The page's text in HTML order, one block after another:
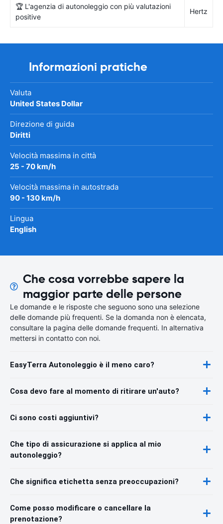
🏆 L'agenzia di autonoleggio con più valutazioni
positive
Hertz
Informazioni pratiche
Valuta
United States Dollar
Direzione di guida
Diritti
Velocità massima in città
25 - 70 km/h
Velocità massima in autostrada
90 - 130 km/h
Lingua
English
Che cosa vorrebbe sapere la
maggior parte delle persone
Le domande e le risposte che seguono sono una selezione
delle domande più frequenti. Se la domanda non è elencata,
consultare la pagina delle domande frequenti. In alternativa
mettersi in contatto con noi.
EasyTerra Autonoleggio è il meno caro?
Cosa devo fare al momento di ritirare un'auto?
Ci sono costi aggiuntivi?
Che tipo di assicurazione si applica al mio
autonoleggio?
Che significa etichetta senza preoccupazioni?
Come posso modificare o cancellare la
prenotazione?